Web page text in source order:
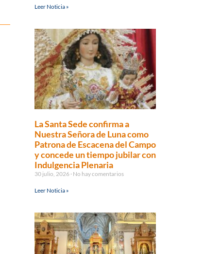
Leer Noticia »
La Santa Sede confirma a
Nuestra Señora de Luna como
Patrona de Escacena del Campo
y concede un tiempo jubilar con
Indulgencia Plenaria
30 julio, 2026 No hay comentarios
Leer Noticia »